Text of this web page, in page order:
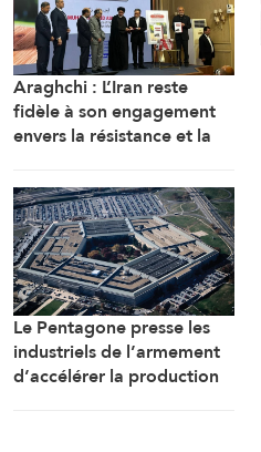
Araghchi : L’Iran reste
fidèle à son engagement
envers la résistance et la
malgré toutes les pressions
Le Pentagone presse les
industriels de l’armement
d’accélérer la production